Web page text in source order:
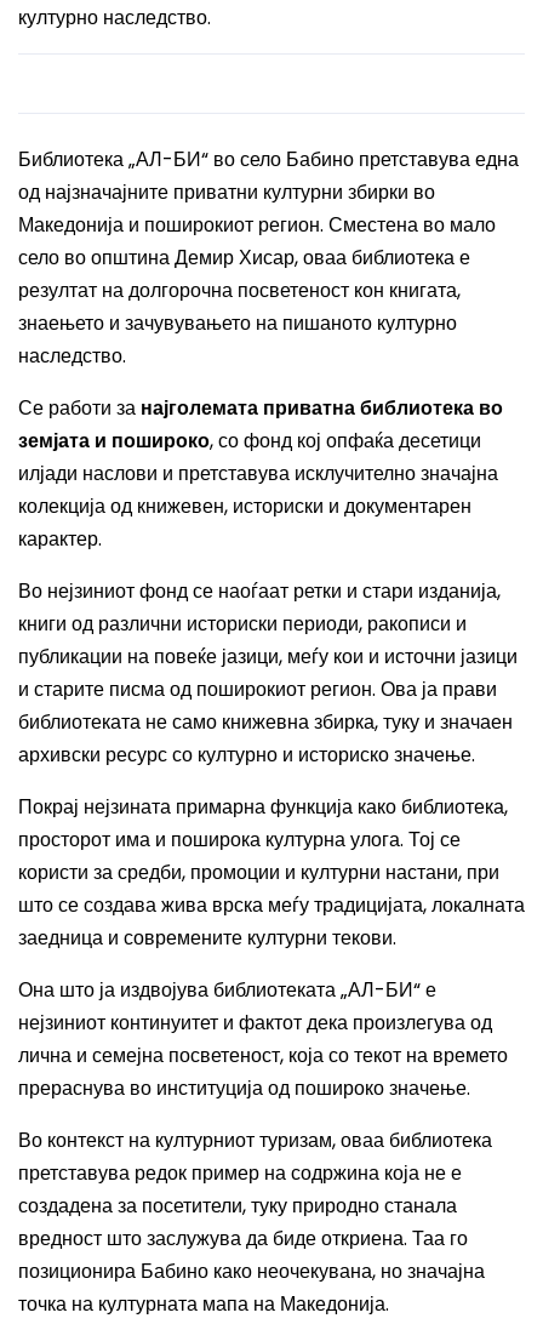
културно наследство.
Библиотека „АЛ-БИ“ во село Бабино претставува една
од најзначајните приватни културни збирки во
Македонија и поширокиот регион. Сместена во мало
село во општина Демир Хисар, оваа библиотека е
резултат на долгорочна посветеност кон книгата,
знаењето и зачувувањето на пишаното културно
наследство.
Се работи за најголемата приватна библиотека во
земјата и пошироко, со фонд кој опфаќа десетици
илјади наслови и претставува исклучително значајна
колекција од книжевен, историски и документарен
карактер.
Во нејзиниот фонд се наоѓаат ретки и стари изданија,
книги од различни историски периоди, ракописи и
публикации на повеќе јазици, меѓу кои и источни јазици
и старите писма од поширокиот регион. Ова ја прави
библиотеката не само книжевна збирка, туку и значаен
архивски ресурс со културно и историско значење.
Покрај нејзината примарна функција како библиотека,
просторот има и поширока културна улога. Тој се
користи за средби, промоции и културни настани, при
што се создава жива врска меѓу традицијата, локалната
заедница и современите културни текови.
Она што ја издвојува библиотеката „АЛ-БИ“ е
нејзиниот континуитет и фактот дека произлегува од
лична и семејна посветеност, која со текот на времето
прераснува во институција од пошироко значење.
Во контекст на културниот туризам, оваа библиотека
претставува редок пример на содржина која не е
создадена за посетители, туку природно станала
вредност што заслужува да биде откриена. Таа го
позиционира Бабино како неочекувана, но значајна
точка на културната мапа на Македонија.